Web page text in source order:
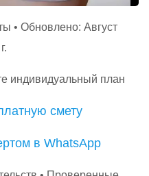
• Обновлено: Август
индивидуальный план
смету
в WhatsApp